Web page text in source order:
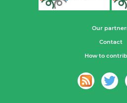
Our
Contact
How to